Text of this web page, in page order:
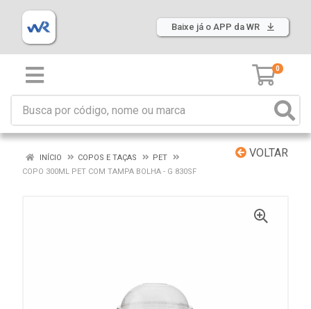
Baixe já o APP da WR
0
VOLTAR
INÍCIO COPOS E TAÇAS
PET
COPO 300ML PET COM TAMPA BOLHA - G 830SF